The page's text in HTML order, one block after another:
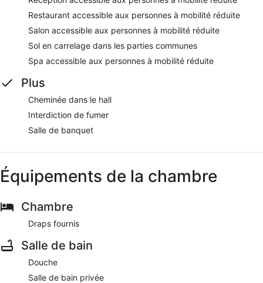
Restaurant accessible aux personnes à mobilité réduite
Salon accessible aux personnes à mobilité réduite
Sol en carrelage dans les parties communes
Spa accessible aux personnes à mobilité réduite
Plus
Cheminée dans le hall
Interdiction de fumer
Salle de banquet
Équipements de la chambre
Chambre
Draps fournis
Salle de bain
Douche
Salle de bain privée